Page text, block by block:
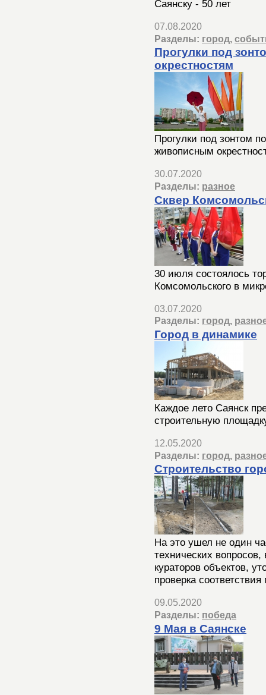
Саянску - 50 лет
07.08.2020
Разделы: город,
Прогулки под
окрестностям
Прогулки под зонтом
живописным
30.07.2020
Разделы: разное
Сквер
30 июля состоялось
Комсомольского в
03.07.2020
Разделы: город,
Город в динамике
Каждое лето Саянск
строительную
12.05.2020
Разделы: город,
Строительство
На это ушел не один
технических
кураторов объектов,
проверка
09.05.2020
Разделы: победа
9 Мая в Саянске